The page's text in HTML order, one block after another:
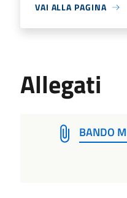
VAI ALLA PAGINA
Allegati
BANDO